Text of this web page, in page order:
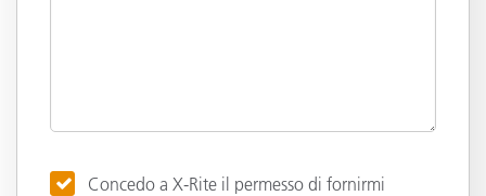
Concedo a X-Rite il permesso di fornirmi